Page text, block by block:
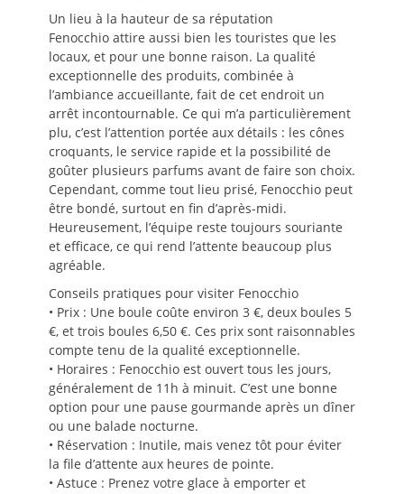
Un lieu à la hauteur de sa réputation
Fenocchio attire aussi bien les touristes que les
locaux, et pour une bonne raison. La qualité
exceptionnelle des produits, combinée à
l’ambiance accueillante, fait de cet endroit un
arrêt incontournable. Ce qui m’a particulièrement
plu, c’est l’attention portée aux détails : les cônes
croquants, le service rapide et la possibilité de
goûter plusieurs parfums avant de faire son choix.
Cependant, comme tout lieu prisé, Fenocchio peut
être bondé, surtout en fin d’après-midi.
Heureusement, l’équipe reste toujours souriante
et efficace, ce qui rend l’attente beaucoup plus
agréable.
Conseils pratiques pour visiter Fenocchio
• Prix : Une boule coûte environ 3 €, deux boules 5
€, et trois boules 6,50 €. Ces prix sont raisonnables
compte tenu de la qualité exceptionnelle.
• Horaires : Fenocchio est ouvert tous les jours,
généralement de 11h à minuit. C’est une bonne
option pour une pause gourmande après un dîner
ou une balade nocturne.
• Réservation : Inutile, mais venez tôt pour éviter
la file d’attente aux heures de pointe.
• Astuce : Prenez votre glace à emporter et